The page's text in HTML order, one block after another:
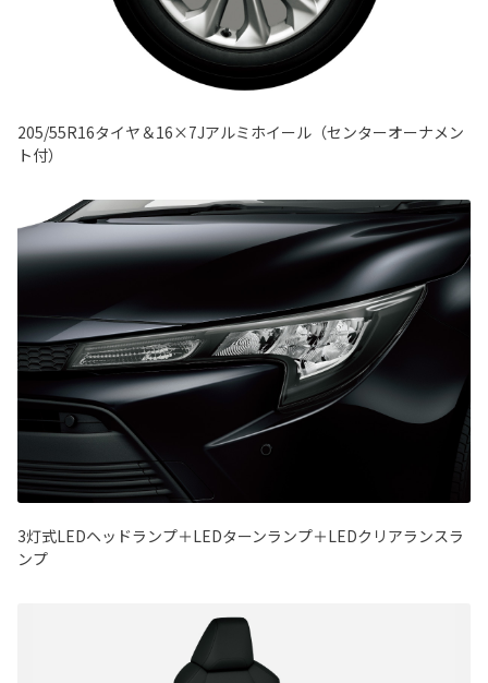
205/55R16タイヤ＆16×7Jアルミホイール（センターオーナメン
ト付）
3灯式LEDヘッドランプ＋LEDターンランプ＋LEDクリアランスラ
ンプ